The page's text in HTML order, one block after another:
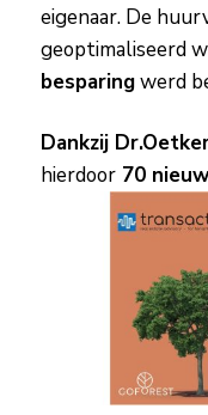
eigenaar. De
geoptimaliseerd
besparingwerd
Dankzij
hierdoor70